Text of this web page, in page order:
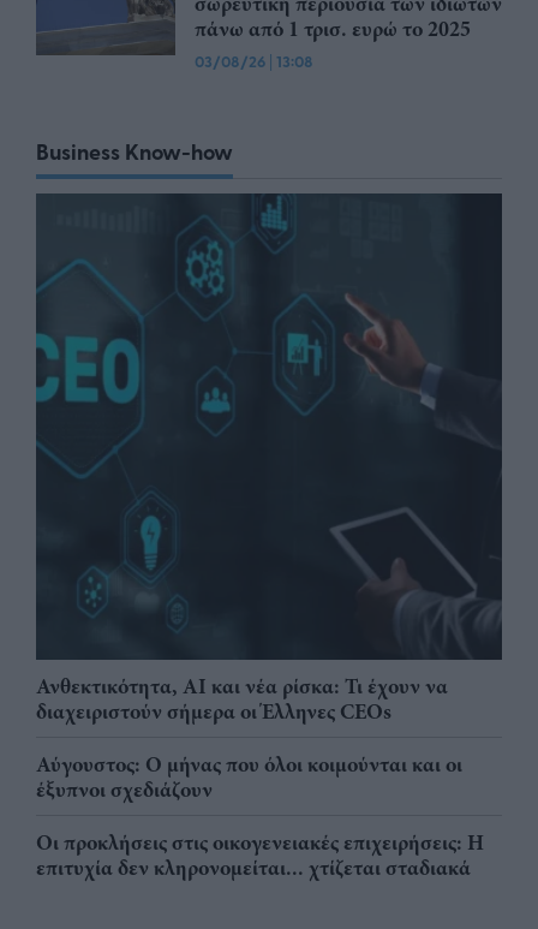
πάνω από 1 τρισ. ευρώ το 2025
03/08/26 | 13:08
Business Know-how
Ανθεκτικότητα, AI και νέα ρίσκα: Τι έχουν να
διαχειριστούν σήμερα οι Έλληνες CEOs
Αύγουστος: Ο μήνας που όλοι κοιμούνται και οι
έξυπνοι σχεδιάζουν
Οι προκλήσεις στις οικογενειακές επιχειρήσεις: Η
επιτυχία δεν κληρονομείται... χτίζεται σταδιακά